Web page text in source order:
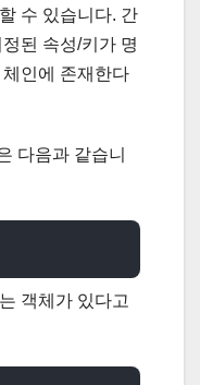
수 있습니다. 간
된 속성/키가 명
인에 존재한다
다음과 같습니
객체가 있다고